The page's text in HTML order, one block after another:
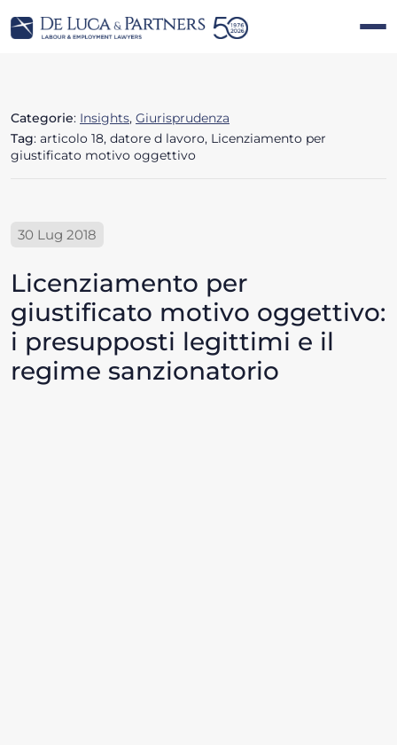
Categorie: Insights, Giurisprudenza
Tag: articolo 18, datore d lavoro, Licenziamento per
giustificato motivo oggettivo
30 Lug 2018
Licenziamento per
giustificato motivo oggettivo:
i presupposti legittimi e il
regime sanzionatorio